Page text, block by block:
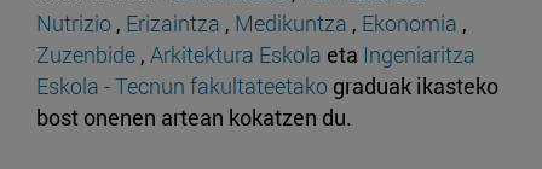
Nutrizio , Erizaintza , Medikuntza , Ekonomia ,
Zuzenbide , Arkitektura Eskola eta Ingeniaritza
Eskola - Tecnun fakultateetako graduak ikasteko
bost onenen artean kokatzen du.